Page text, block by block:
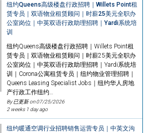
纽约Queens高级楼盘行政招聘｜Willets Point租
赁专员｜双语物业租赁顾问｜时薪25美元全职办
公室岗位｜中英双语行政助理招聘｜Yardi系统培
训
纽约Queens高级楼盘行政招聘｜Willets Point租
赁专员｜双语物业租赁顾问｜时薪25美元全职办
公室岗位｜中英双语行政助理招聘｜Yardi系统培
训｜Corona公寓租赁专员｜纽约物业管理招聘｜
Queens Leasing Specialist Jobs｜纽约华人房地
产行政工作纽约…
By 已更新 on07/25/2026
2 weeks 1 day ago
纽约暖通空调行业招聘销售运营专员｜中英文沟